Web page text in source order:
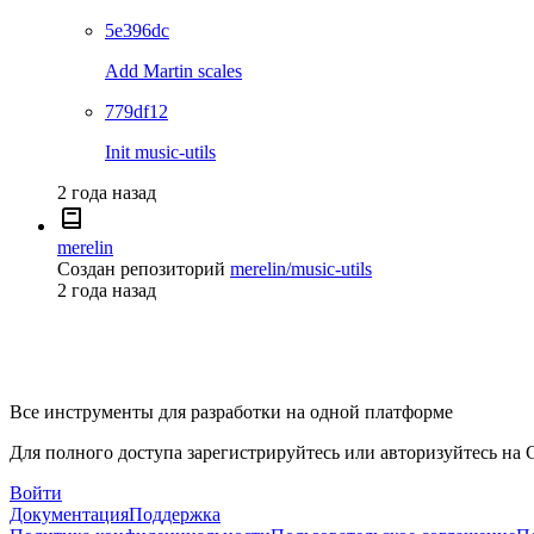
5e396dc
Add Martin scales
779df12
Init music-utils
2 года назад
merelin
Создан репозиторий merelin/music-utils
2 года назад
Все инструменты для разработки на одной платформе
Для полного доступа зарегистрируйтесь или авторизуйтесь на
Войти
ДокументацияПоддержка